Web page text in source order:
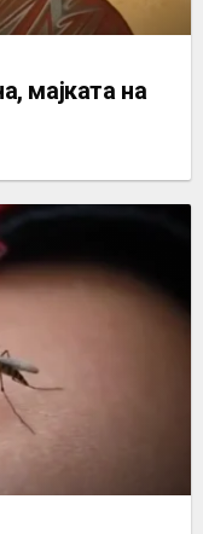
мајката на